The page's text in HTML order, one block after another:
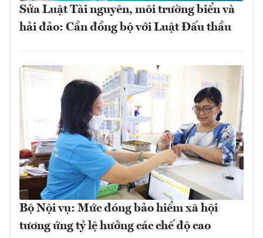
Sửa Luật Tài nguyên, môi trường biển và
hải đảo: Cần đồng bộ với Luật Đấu thầu
Bộ Nội vụ: Mức đóng bảo hiểm xã hội
tương ứng tỷ lệ hưởng các chế độ cao